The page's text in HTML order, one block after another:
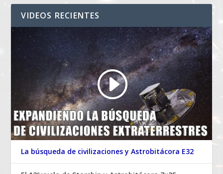
VIDEOS RECIENTES
La búsqueda de civilizaciones y Astrobitácora E32